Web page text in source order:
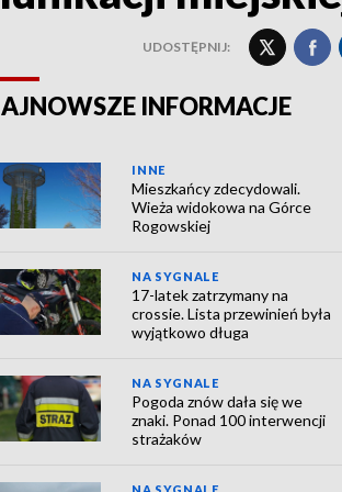
UDOSTĘPNIJ:
INFORMACJE
INNE
Mieszkańcy zdecydowali.
Wieża widokowa na Górce
Rogowskiej
NA SYGNALE
17-latek zatrzymany na
crossie. Lista przewinień była
wyjątkowo długa
NA SYGNALE
Pogoda znów dała się we
znaki. Ponad 100 interwencji
strażaków